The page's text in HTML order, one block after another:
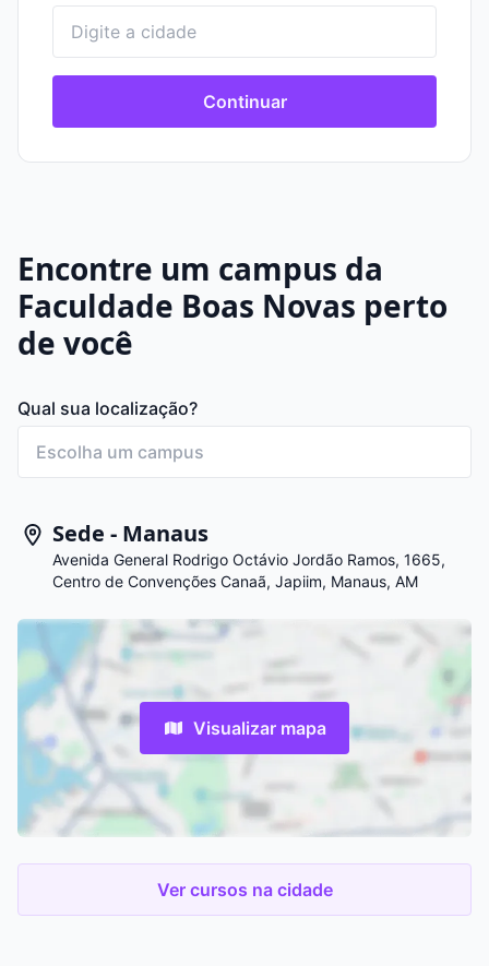
Continuar
Encontre um campus da
Faculdade Boas Novas perto
de você
Qual sua localização?
Sede - Manaus
Avenida General Rodrigo Octávio Jordão Ramos, 1665,
Centro de Convenções Canaã, Japiim, Manaus, AM
Visualizar mapa
Ver cursos na cidade